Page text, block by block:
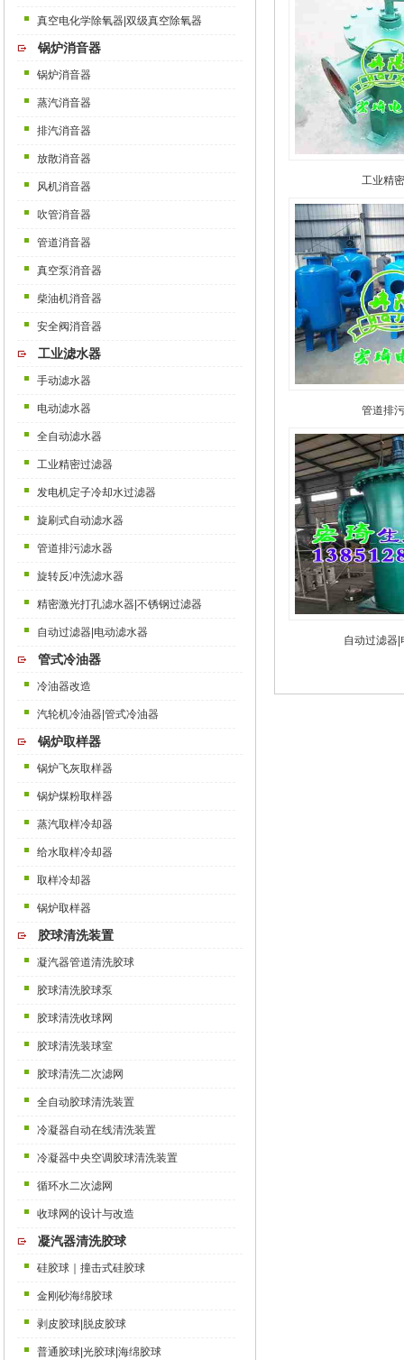
真空电化学除氧器|双级真空除氧器
锅炉消音器
锅炉消音器
蒸汽消音器
排汽消音器
放散消音器
风机消音器
吹管消音器
管道消音器
真空泵消音器
柴油机消音器
安全阀消音器
工业滤水器
手动滤水器
电动滤水器
全自动滤水器
工业精密过滤器
发电机定子冷却水过滤器
旋刷式自动滤水器
管道排污滤水器
旋转反冲洗滤水器
精密激光打孔滤水器|不锈钢过滤器
自动过滤器|电动滤水器
管式冷油器
冷油器改造
汽轮机冷油器|管式冷油器
锅炉取样器
锅炉飞灰取样器
锅炉煤粉取样器
蒸汽取样冷却器
给水取样冷却器
取样冷却器
锅炉取样器
胶球清洗装置
凝汽器管道清洗胶球
胶球清洗胶球泵
胶球清洗收球网
胶球清洗装球室
胶球清洗二次滤网
全自动胶球清洗装置
冷凝器自动在线清洗装置
冷凝器中央空调胶球清洗装置
循环水二次滤网
收球网的设计与改造
凝汽器清洗胶球
硅胶球｜撞击式硅胶球
金刚砂海绵胶球
剥皮胶球|脱皮胶球
普通胶球|光胶球|海绵胶球
工业精
管道排
自动过滤器|